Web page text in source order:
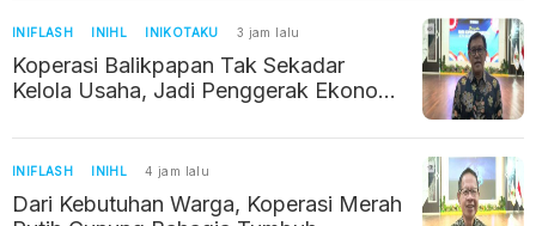
INIFLASH INIHL INIKOTAKU 3 jam lalu
Koperasi Balikpapan Tak Sekadar
Kelola Usaha, Jadi Penggerak Ekonomi
INIFLASH INIHL 4 jam lalu
Dari Kebutuhan Warga, Koperasi Merah